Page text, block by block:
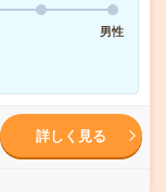
男性
詳しく見る